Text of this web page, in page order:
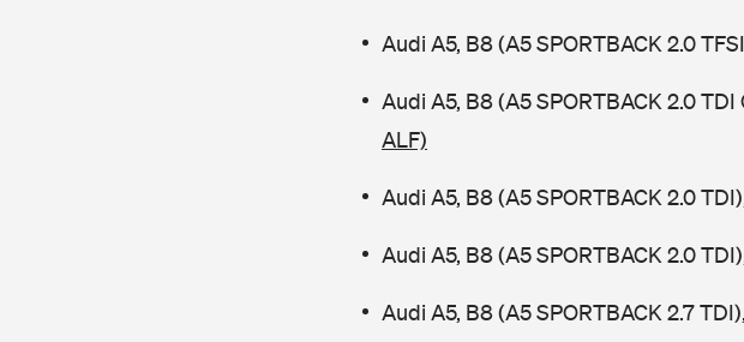
Audi A5, B8 (A5 SPORTBACK 2.0
Audi A5, B8 (A5 SPORTBACK 2.0
ALF)
Audi A5, B8 (A5 SPORTBACK 2.0
Audi A5, B8 (A5 SPORTBACK 2.0
Audi A5, B8 (A5 SPORTBACK 2.7